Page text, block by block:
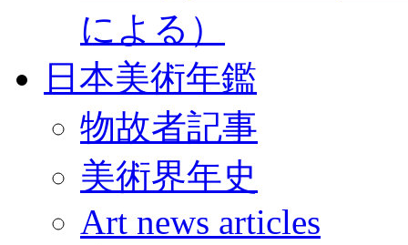
による）
日本美術年鑑
物故者記事
美術界年史
Art news articles